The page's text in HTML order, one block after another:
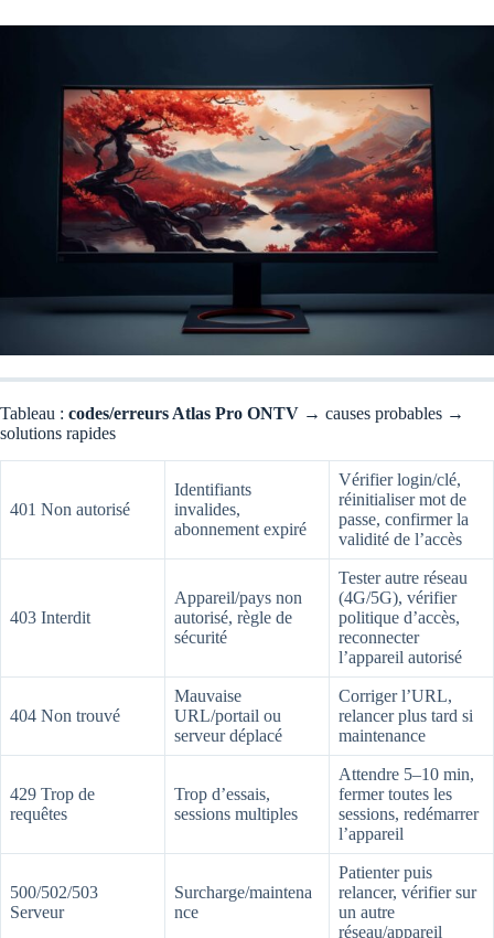
Tableau : codes/erreurs Atlas Pro ONTV → causes probables →
solutions rapides
401 Non autorisé
Identifiants
invalides,
abonnement expiré
Vérifier login/clé,
réinitialiser mot de
passe, confirmer la
validité de l’accès
403 Interdit
Appareil/pays non
autorisé, règle de
sécurité
Tester autre réseau
(4G/5G), vérifier
politique d’accès,
reconnecter
l’appareil autorisé
404 Non trouvé
Mauvaise
URL/portail ou
serveur déplacé
Corriger l’URL,
relancer plus tard si
maintenance
429 Trop de
requêtes
Trop d’essais,
sessions multiples
Attendre 5–10 min,
fermer toutes les
sessions, redémarrer
l’appareil
500/502/503
Serveur
Surcharge/maintena
nce
Patienter puis
relancer, vérifier sur
un autre
réseau/appareil